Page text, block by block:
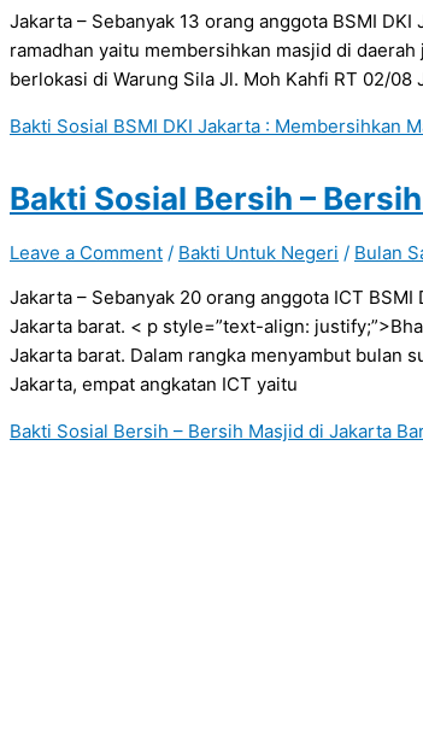
Jakarta – Sebanyak 13 orang anggota BSMI
ramadhan yaitu membersihkan masjid di
berlokasi di Warung Sila Jl. Moh Kahfi RT 02/
Bakti Sosial BSMI DKI Jakarta : Membersihkan
Bakti Sosial Bersih –
Leave a Comment / Bakti Untuk Negeri / Bulan
Jakarta – Sebanyak 20 orang anggota ICT
Jakarta barat. < p style=”text-align:
Jakarta barat. Dalam rangka menyambut bulan
Jakarta, empat angkatan ICT yaitu
Bakti Sosial Bersih – Bersih Masjid di Jakarta